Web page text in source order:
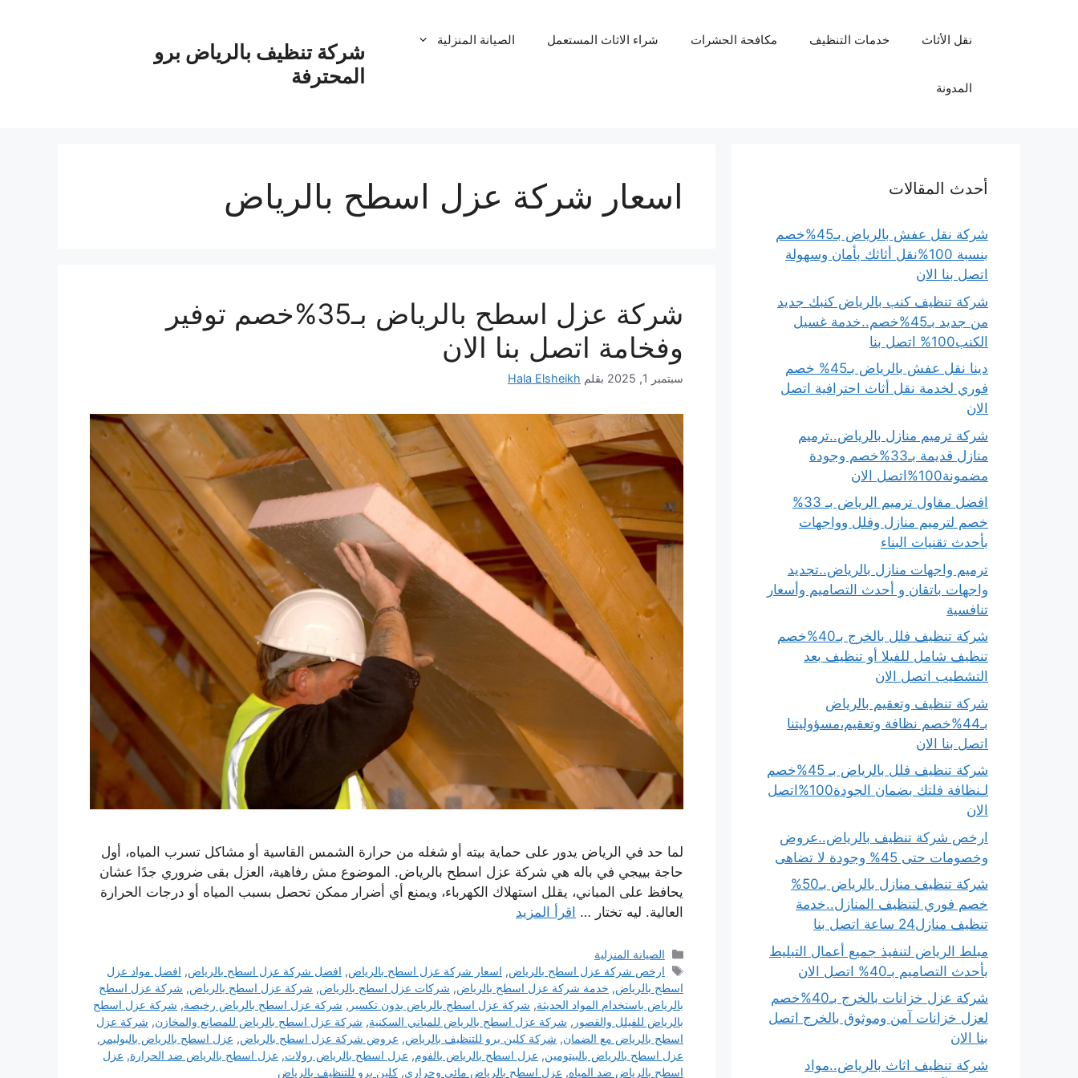
شركة تنظيف بالرياض برو
المحترفة
نقل الأثاث خدمات التنظيف مكافحة الحشرات شراء الاثاث المستعمل الصيانة المنزلية
المدونة
اسعار شركة عزل اسطح بالرياض
شركة عزل اسطح بالرياض بـ35%خصم توفير
وفخامة اتصل بنا الان
سبتمبر 1, 2025 بقلم Hala Elsheikh
لما حد في الرياض يدور على حماية بيته أو شغله من حرارة الشمس القاسية أو مشاكل تسرب المياه، أول
حاجة بييجي في باله هي شركة عزل اسطح بالرياض. الموضوع مش رفاهية، العزل بقى ضروري جدًا عشان
يحافظ على المباني، يقلل استهلاك الكهرباء، ويمنع أي أضرار ممكن تحصل بسبب المياه أو درجات الحرارة
العالية. ليه تختار … اقرأ المزيد
التصنيفات
الصيانة المنزلية
الوسوم
ارخص شركة عزل اسطح بالرياض, اسعار شركة عزل اسطح بالرياض, افضل شركة عزل اسطح بالرياض, افضل مواد عزل
اسطح بالرياض, خدمة شركة عزل اسطح بالرياض, شركات عزل اسطح بالرياض, شركة عزل اسطح بالرياض, شركة عزل اسطح
بالرياض باستخدام المواد الحديثة, شركة عزل اسطح بالرياض بدون تكسير , شركة عزل اسطح بالرياض رخيصة, شركة عزل اسطح
بالرياض للفيلل والقصور , شركة عزل اسطح بالرياض للمباني السكنية, شركة عزل اسطح بالرياض للمصانع والمخازن, شركة عزل
اسطح بالرياض مع الضمان, شركة كلين برو للتنظيف بالرياض, عروض شركة عزل اسطح بالرياض, عزل اسطح بالرياض بالبوليمر ,
عزل اسطح بالرياض بالبيتومين, عزل اسطح بالرياض بالفوم, عزل اسطح بالرياض رولات, عزل اسطح بالرياض ضد الحرارة, عزل
اسطح بالرياض ضد المياه, عزل اسطح بالرياض مائي وحراري, كلين برو للتنظيف بالرياض
أحدث المقالات
شركة نقل عفش بالرياض بـ45%خصم
بنسبة 100%نقل أثاثك بأمان وسهولة
اتصل بنا الان
شركة تنظيف كنب بالرياض كنبك جديد
من جديد بـ45%خصم..خدمة غسيل
الكنب100% اتصل بنا
دينا نقل عفش بالرياض بـ45% خصم
فوري لخدمة نقل أثاث احترافية اتصل
الان
شركة ترميم منازل بالرياض..ترميم
منازل قديمة بـ33%خصم وجودة
مضمونة100%اتصل الان
افضل مقاول ترميم الرياض بـ 33%
خصم لترميم منازل وفلل وواجهات
بأحدث تقنيات البناء
ترميم واجهات منازل بالرياض..تجديد
واجهات باتقان و أحدث التصاميم وأسعار
تنافسية
شركة تنظيف فلل بالخرج بـ40%خصم
تنظيف شامل للفيلا أو تنظيف بعد
التشطيب اتصل الان
شركة تنظيف وتعقيم بالرياض
بـ44%خصم نظافة وتعقيم،مسؤوليتنا
اتصل بنا الان
شركة تنظيف فلل بالرياض بـ 45%خصم
لـنظافة فلتك بضمان الجودة100%اتصل
الان
ارخص شركة تنظيف بالرياض..عروض
وخصومات حتى 45% وجودة لا تضاهى
شركة تنظيف منازل بالرياض بـ50%
خصم فوري لتنظيف المنازل..خدمة
تنظيف منازل24 ساعة اتصل بنا
مبلط الرياض لتنفيذ جميع أعمال التبليط
بأحدث التصاميم بـ40% اتصل الان
شركة عزل خزانات بالخرج بـ40%خصم
لعزل خزانات آمن وموثوق بالخرج اتصل
بنا الان
شركة تنظيف اثاث بالرياض..مواد